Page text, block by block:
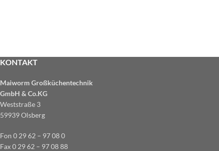
KONTAKT
Maiworm Großküchentechnik
GmbH & Co.KG
Weststraße 3
59939 Olsberg
Fon 0 29 62 – 97 08 0
Fax 0 29 62 – 97 08 88